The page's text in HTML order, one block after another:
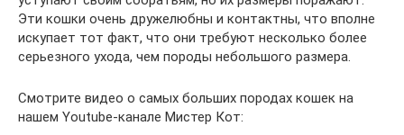
Эти кошки очень дружелюбны и контактны, что вполне
искупает тот факт, что они требуют несколько более
серьезного ухода, чем породы небольшого размера.
Смотрите видео о самых больших породах кошек на
нашем Youtube-канале Мистер Кот: